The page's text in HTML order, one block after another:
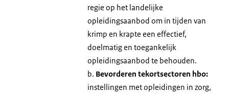
regie op het landelijke
opleidingsaanbod om in tijden van
krimp en krapte een effectief,
doelmatig en toegankelijk
opleidingsaanbod te behouden.
b. Bevorderen tekortsectoren hbo:
instellingen met opleidingen in zorg,